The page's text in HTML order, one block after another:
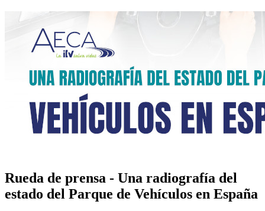
Rueda de prensa - Una radiografía del
estado del Parque de Vehículos en España